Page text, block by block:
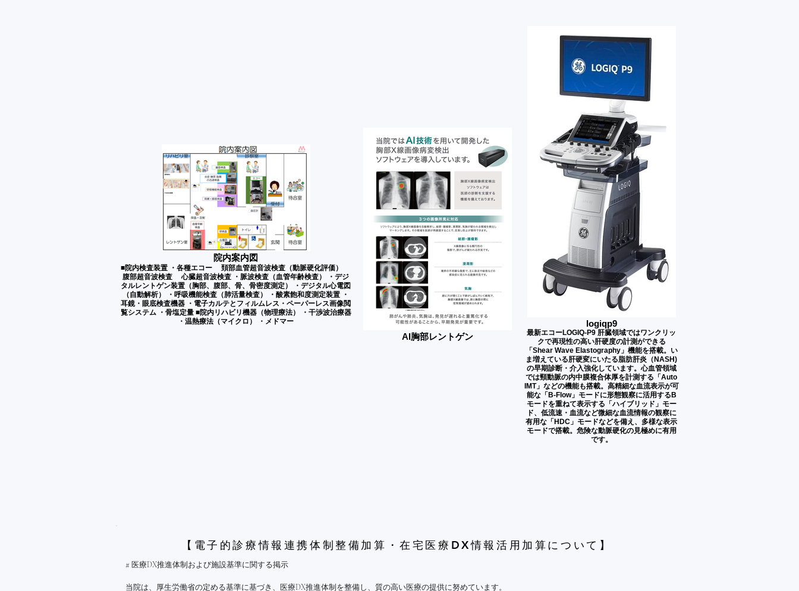
院内案内図
■院内検査装置 ・各種エコー 頚部血管超音波検査（動脈硬化評価）
腹部超音波検査 心臓超音波検査 ・脈波検査（血管年齢検査） ・デジ
タルレントゲン装置（胸部、腹部、骨、骨密度測定） ・デジタル心電図
（自動解析） ・呼吸機能検査（肺活量検査） ・酸素飽和度測定装置 ・
耳鏡・眼底検査機器 ・電子カルテとフィルムレス・ペーパーレス画像閲
覧システム ・骨塩定量 ■院内リハビリ機器（物理療法） ・干渉波治療器
・温熱療法（マイクロ） ・メドマー
AI胸部レントゲン
logiqp9
最新エコーLOGIQ-P9 肝臓領域ではワンクリッ
クで再現性の高い肝硬度の計測ができる
「Shear Wave Elastography」機能を搭載。い
ま増えている肝硬変にいたる脂肪肝炎（NASH)
の早期診断・介入強化しています。心血管領域
では頸動脈の内中膜複合体厚を計測する「Auto
IMT」などの機能も搭載。高精細な血流表示が可
能な「B-Flow」モードに形態観察に活用するB
モードを重ねて表示する「ハイブリッド」モー
ド、低流速・血流など微細な血流情報の観察に
有用な「HDC」モードなどを備え、多様な表示
モードで搭載。危険な動脈硬化の見極めに有用
です。
【電子的診療情報連携体制整備加算・在宅医療DX情報活用加算について】
# 医療DX推進体制および施設基準に関する掲示
当院は、厚生労働省の定める基準に基づき、医療DX推進体制を整備し、質の高い医療の提供に努めています。